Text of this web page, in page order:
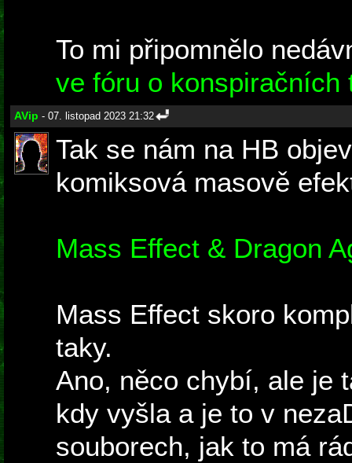
To mi připomnělo
ve fóru o konspiračních
AVip - 07. listopad 2023 21:32
Tak se nám na HB
komiksová masově
Mass Effect & Dragon
Mass Effect skoro
taky.
Ano, něco chybí, ale je
kdy vyšla a je to v
souborech, jak to má